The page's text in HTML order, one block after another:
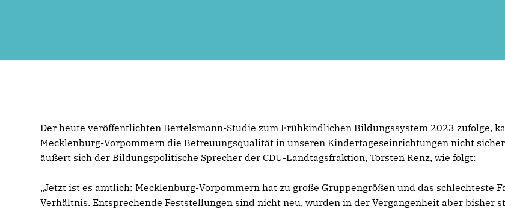
Der heute veröffentlichten Bertelsmann-Studie zum Frühkindlichen Bildungssystem 2023 zufolge,
Mecklenburg-Vorpommern die Betreuungsqualität in unseren Kindertageseinrichtungen nicht
äußert sich der Bildungspolitische Sprecher der CDU-Landtagsfraktion, Torsten Renz, wie folgt:
Jetzt ist es amtlich: Mecklenburg-Vorpommern hat zu große Gruppengrößen und das schlechteste
Verhältnis. Entsprechende Feststellungen sind nicht neu, wurden in der Vergangenheit aber bisher